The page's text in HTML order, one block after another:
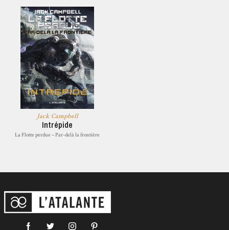
Jack Campbell
Intrépide
La Flotte perdue – Par-delà la frontière